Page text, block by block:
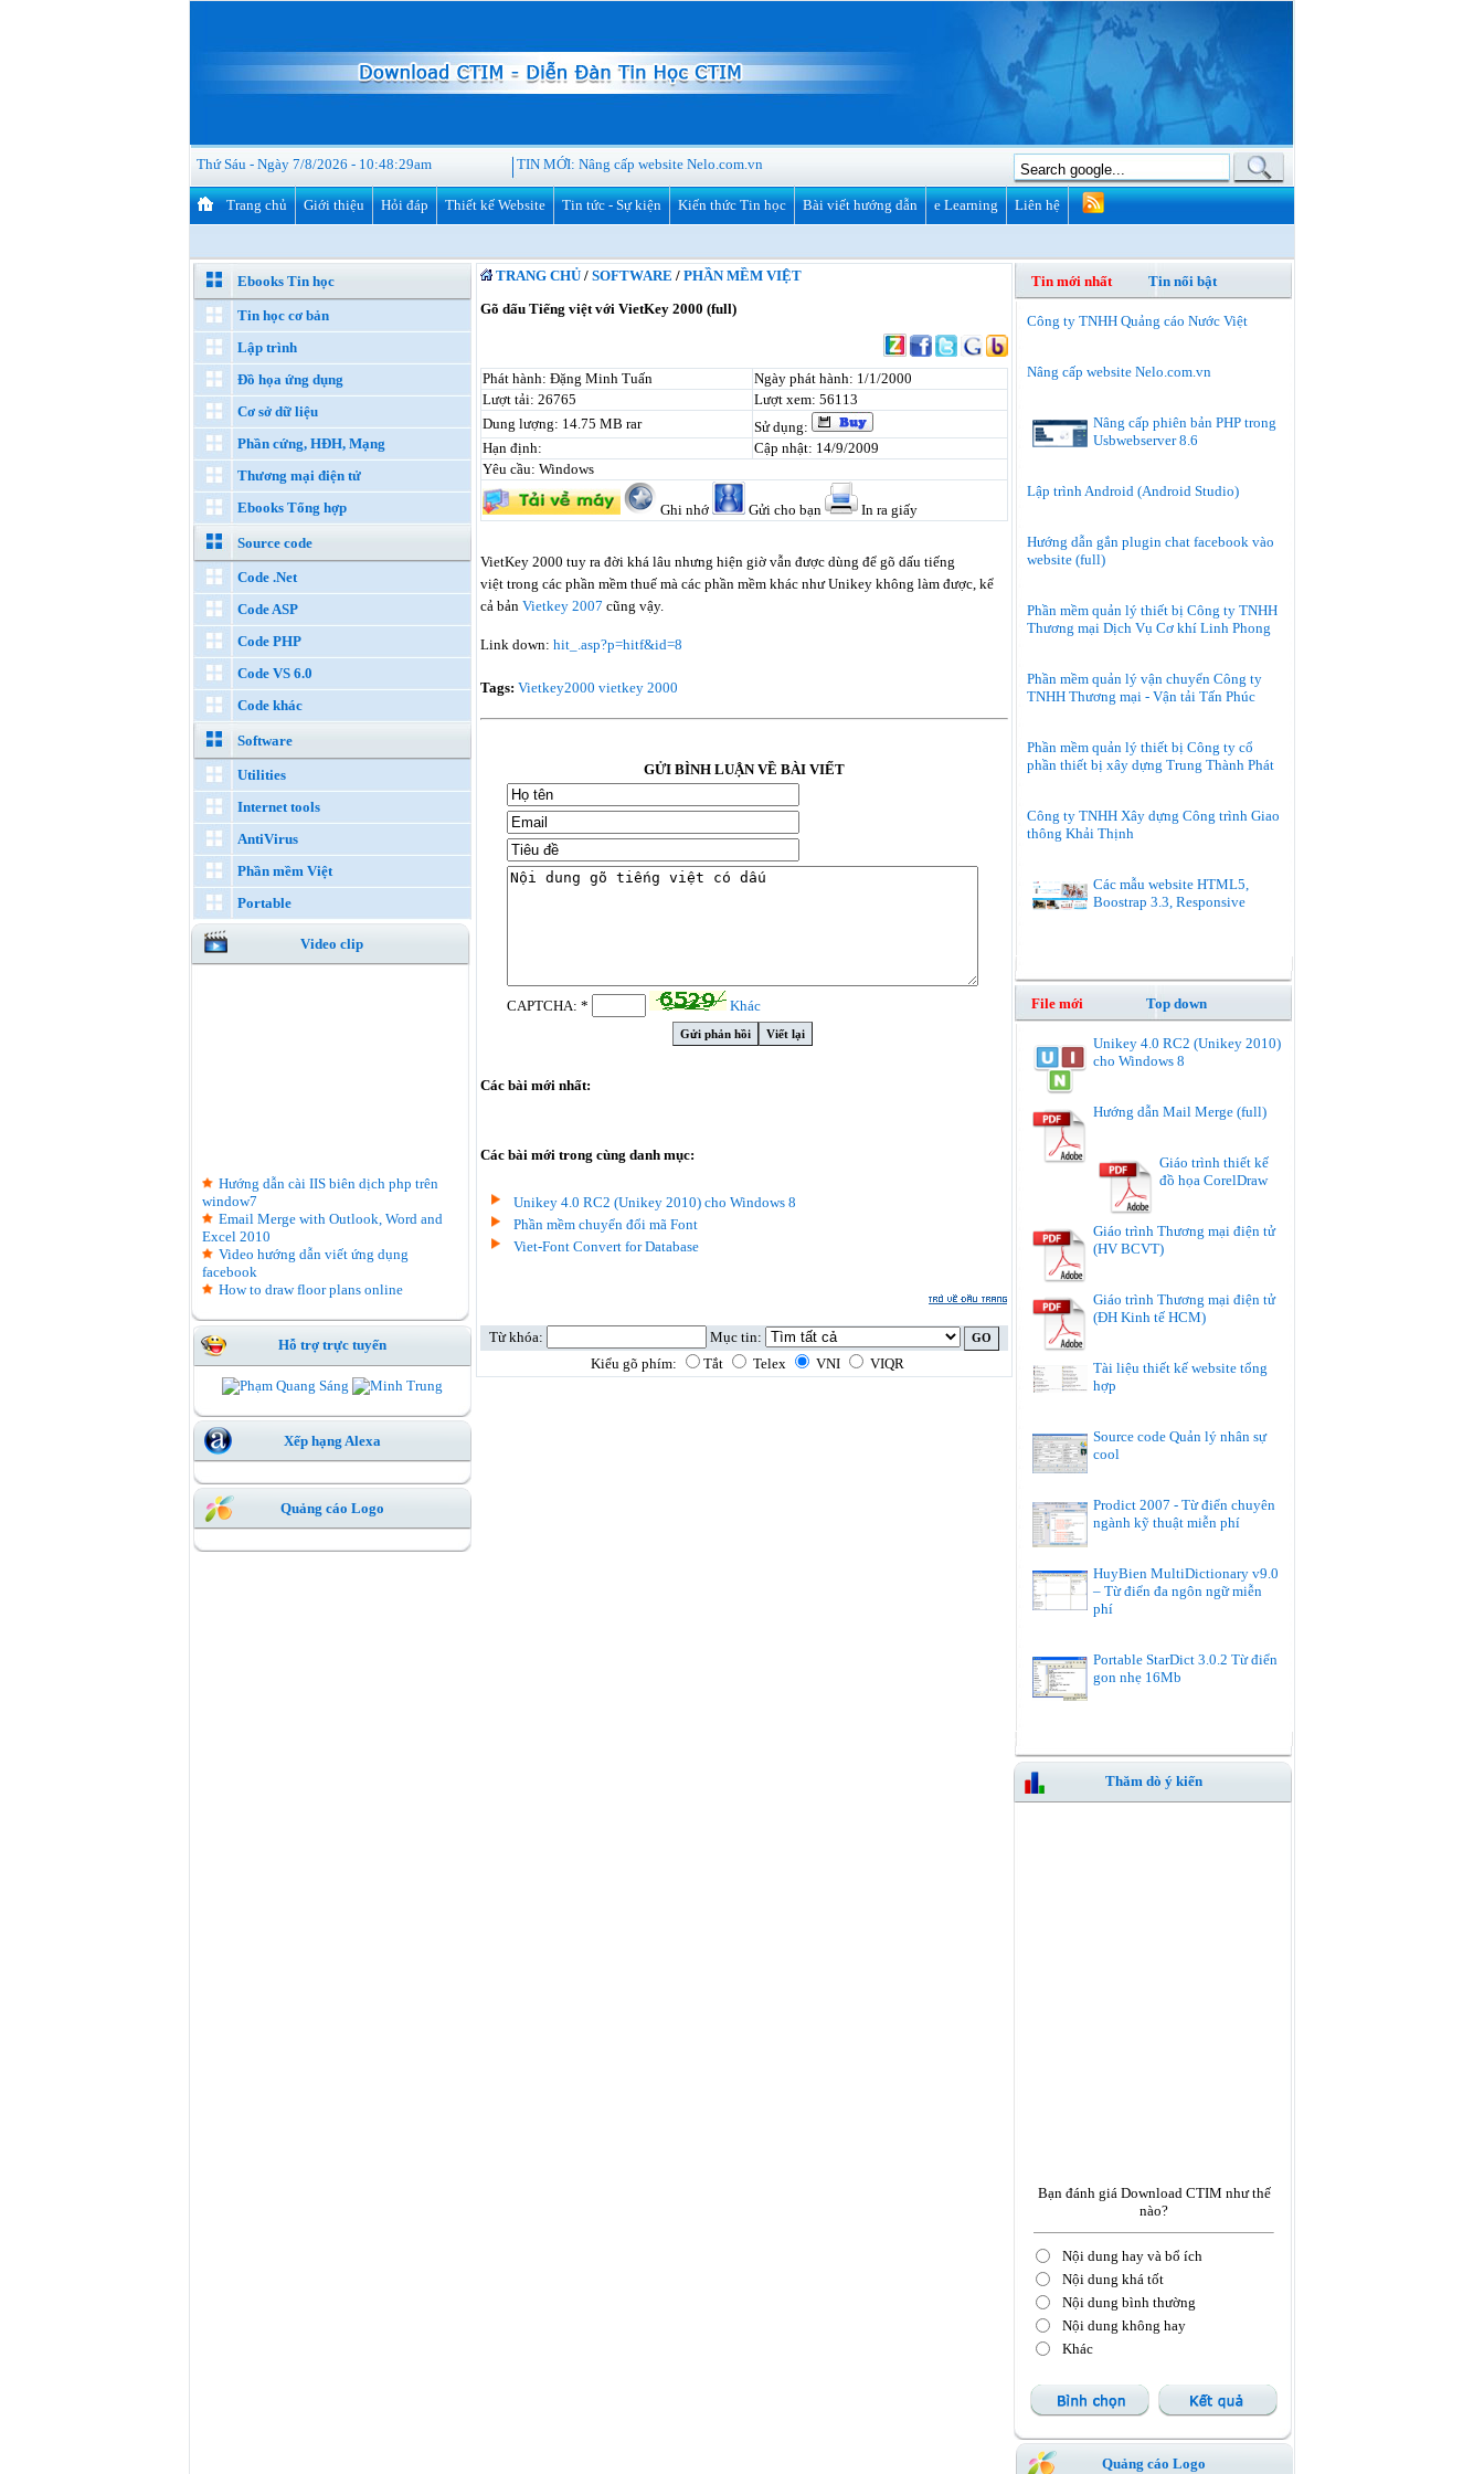
Thứ Sáu - Ngày 7/8/2026 - 10:48:30am TIN MỚI: Nâng cấp website Nelo.com.vn
Trang chủ Giới thiệu Hỏi đáp Thiết kế Website Tin tức - Sự kiện Kiến thức Tin học Bài viết hướng dẫn e Learning Liên hệ
Ebooks Tin học
Tin học cơ bản
Lập trình
Đồ họa ứng dụng
Cơ sở dữ liệu
Phần cứng, HĐH, Mạng
Thương mại điện tử
Ebooks Tổng hợp
Source code
Code .Net
Code ASP
Code PHP
Code VS 6.0
Code khác
Software
Utilities
Internet tools
AntiVirus
Phần mềm Việt
Portable
Video clip
Hướng dẫn cài IIS biên dịch php trên
window7
Email Merge with Outlook, Word and
Excel 2010
Video hướng dẫn viết ứng dụng
facebook
How to draw floor plans online
Hỗ trợ trực tuyến
Xếp hạng Alexa
Quảng cáo Logo
TRANG CHỦ/ SOFTWARE / PHẦN MỀM VIỆT
Gõ dấu Tiếng việt với VietKey 2000 (full)
Phát hành: Đặng Minh Tuấn
Ngày phát hành: 1/1/2000
Lượt tải: 26765
Lượt xem: 56113
Dung lượng: 14.75 MB rar
Sử dụng:
Hạn định:
Cập nhật: 14/9/2009
Yêu cầu: Windows
Ghi nhớ Gửi cho bạn In ra giấy
VietKey 2000 tuy ra đời khá lâu nhưng hiện giờ vẫn được dùng để gõ dấu tiếng
việt trong các phần mềm thuế mà các phần mềm khác như Unikey không làm được, kể
cả bản Vietkey 2007 cũng vậy.
Link down: hit_.asp?p=hitf&id=8
Tags: Vietkey2000 vietkey 2000
GỬI BÌNH LUẬN VỀ BÀI VIẾT
CAPTCHA: * Khác
Các bài mới nhất:
Các bài mới trong cùng danh mục:
Unikey 4.0 RC2 (Unikey 2010) cho Windows 8
Phần mềm chuyển đổi mã Font
Viet-Font Convert for Database
Từ khóa:
Mục tin:
Kiểu gõ phím:
Tắt Telex VNI VIQR
Tin mới nhất Tin nổi bật
Công ty TNHH Quảng cáo Nước Việt
Nâng cấp website Nelo.com.vn
Nâng cấp phiên bản PHP trong
Usbwebserver 8.6
Lập trình Android (Android Studio)
Hướng dẫn gắn plugin chat facebook vào
website (full)
Phần mềm quản lý thiết bị Công ty TNHH
Thương mại Dịch Vụ Cơ khí Linh Phong
Phần mềm quản lý vận chuyển Công ty
TNHH Thương mại - Vận tải Tấn Phúc
Phần mềm quản lý thiết bị Công ty cổ
phần thiết bị xây dựng Trung Thành Phát
Công ty TNHH Xây dựng Công trình Giao
thông Khải Thịnh
Các mẫu website HTML5,
Boostrap 3.3, Responsive
File mới Top down
Unikey 4.0 RC2 (Unikey 2010)
cho Windows 8
Hướng dẫn Mail Merge (full)
Giáo trình thiết kế
đồ họa CorelDraw
Giáo trình Thương mại điện tử
(HV BCVT)
Giáo trình Thương mại điện tử
(ĐH Kinh tế HCM)
Tài liệu thiết kế website tổng
hợp
Source code Quản lý nhân sự
cool
Prodict 2007 - Từ điển chuyên
ngành kỹ thuật miễn phí
HuyBien MultiDictionary v9.0
– Từ điển đa ngôn ngữ miễn
phí
Portable StarDict 3.0.2 Từ điển
gon nhẹ 16Mb
Thăm dò ý kiến
Bạn đánh giá Download CTIM như thế
nào?
Nội dung hay và bổ ích
Nội dung khá tốt
Nội dung bình thường
Nội dung không hay
Khác
Quảng cáo Logo